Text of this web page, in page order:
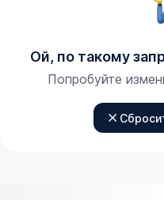
Ой, по такому
Попробуйте